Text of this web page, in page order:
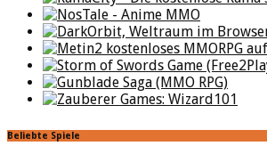
Beliebte Spiele